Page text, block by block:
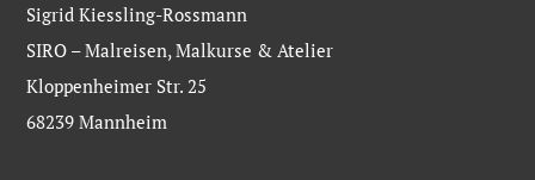
Sigrid Kiessling-Rossmann
SIRO – Malreisen, Malkurse & Atelier
Kloppenheimer Str. 25
68239 Mannheim